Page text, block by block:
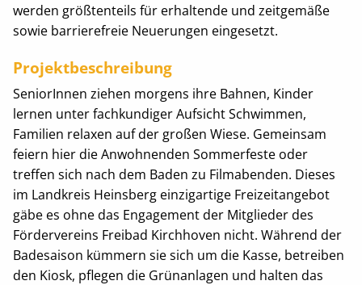
werden größtenteils für erhaltende und zeitgemäße
sowie barrierefreie Neuerungen eingesetzt.
Projektbeschreibung
SeniorInnen ziehen morgens ihre Bahnen, Kinder
lernen unter fachkundiger Aufsicht Schwimmen,
Familien relaxen auf der großen Wiese. Gemeinsam
feiern hier die Anwohnenden Sommerfeste oder
treffen sich nach dem Baden zu Filmabenden. Dieses
im Landkreis Heinsberg einzigartige Freizeitangebot
gäbe es ohne das Engagement der Mitglieder des
Fördervereins Freibad Kirchhoven nicht. Während der
Badesaison kümmern sie sich um die Kasse, betreiben
den Kiosk, pflegen die Grünanlagen und halten das